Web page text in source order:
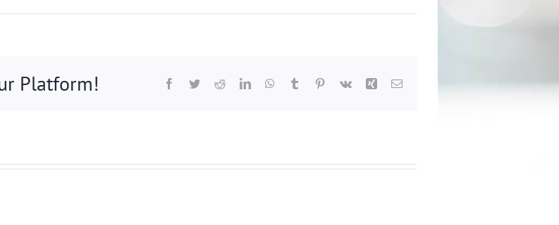
Platform! Facebook
TwitterRedditLinkedInWhatsApp
Tumblr Pinterest
Vk Xing Email: